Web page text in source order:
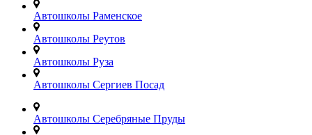
Автошколы Раменское
Автошколы Реутов
Автошколы Руза
Автошколы Сергиев Посад
Автошколы Серебряные Пруды